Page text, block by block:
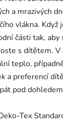
a mrazivých
vlákna.
části tak,
s dítětem.
teplo,
a preferencí
pod
Tex